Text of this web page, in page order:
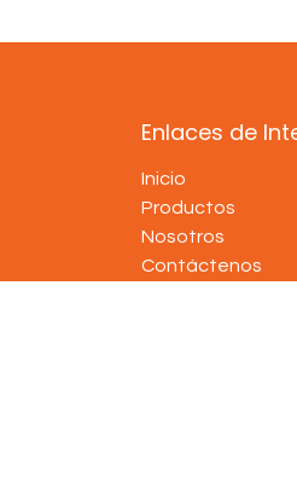
Enlaces de
Inicio
Productos
Nosotros
Contáctenos